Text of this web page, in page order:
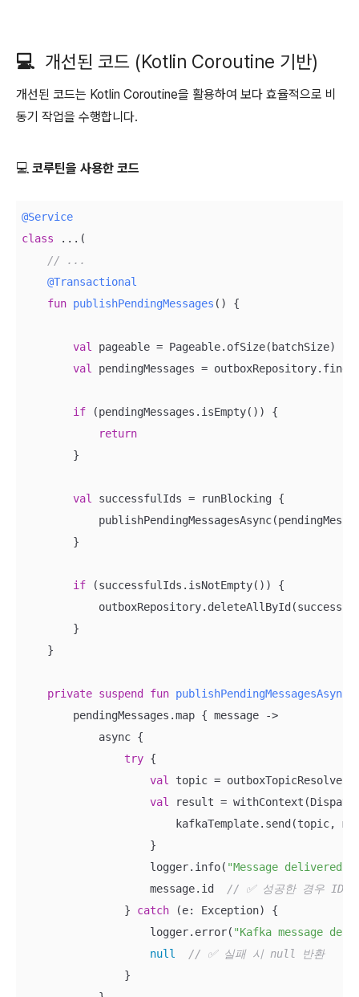
💻 개선된 코드 (Kotlin Coroutine 기반)
개선된 코드는 Kotlin Coroutine을 활용하여 보다 효율적으로 비
동기 작업을 수행합니다.
💻 코루틴을 사용한 코드
@Service
class ... (
// ...
@Transactional
fun publishPendingMessages () {
val
pageable = Pageable.ofSize(batchSize)
val
pendingMessages =
if (pendingMessages.isEmpty()) {
return
        }
val
successfulIds = runBlocking {
        }
if (successfulIds.isNotEmpty()) {
        }
    }
private suspend fun publishPendingMessagesAsync
        pendingMessages.map { message ->
            async {
try {
val
topic =
val
result =
kafkaTemplate.send(topic,
                    }
                    logger.info(
"Message
                    message.id
// ✅ 성공한 경우 ID
                }
catch (e: Exception) {
                    logger.error(
"Kafka message
null
// ✅ 실패 시 null 반환
                }